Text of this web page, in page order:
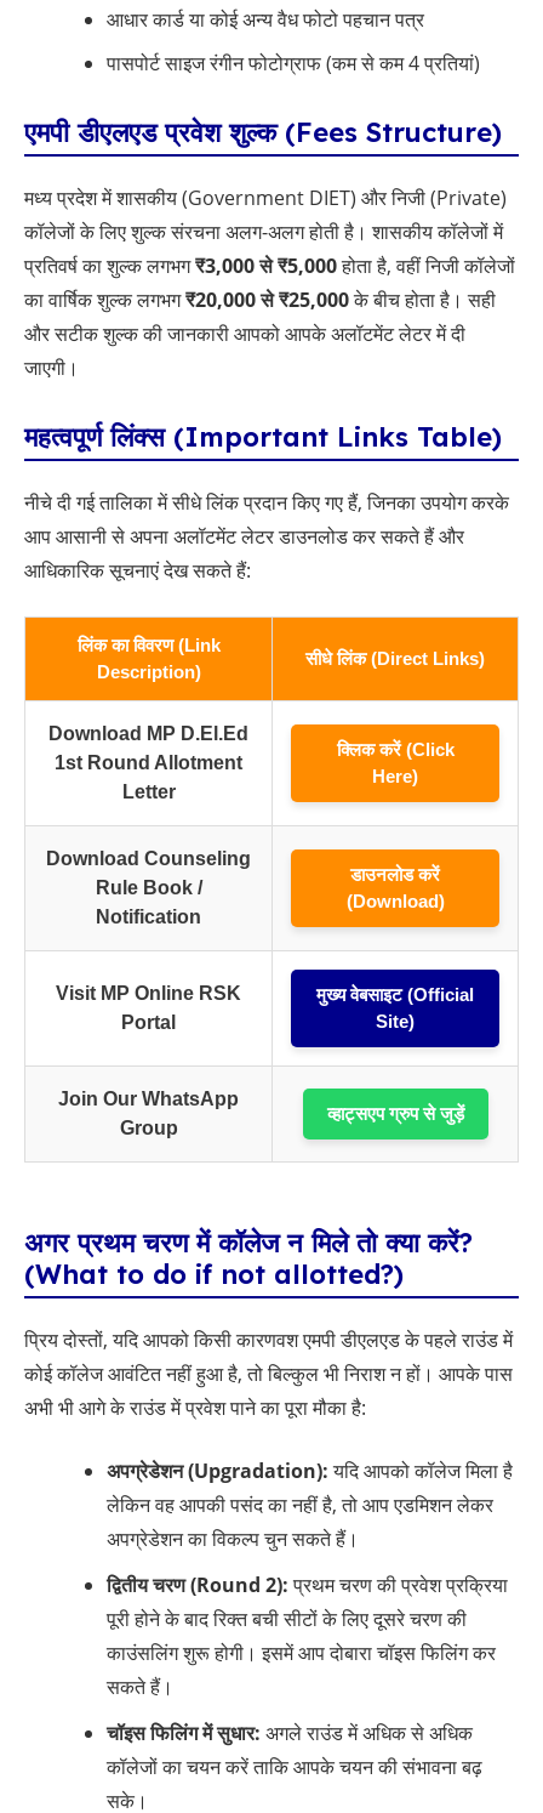
आधार कार्ड या कोई अन्य वैध फोटो पहचान पत्र
पासपोर्ट साइज रंगीन फोटोग्राफ (कम से कम 4 प्रतियां)
एमपी डीएलएड प्रवेश शुल्क (Fees Structure)
मध्य प्रदेश में शासकीय (Government DIET) और निजी (Private)
कॉलेजों के लिए शुल्क संरचना अलग-अलग होती है। शासकीय कॉलेजों में
प्रतिवर्ष का शुल्क लगभग₹3,000 से ₹5,000होता है, वहीं निजी कॉलेजों
का वार्षिक शुल्क लगभग₹20,000 से ₹25,000के बीच होता है। सही
और सटीक शुल्क की जानकारी आपको आपके अलॉटमेंट लेटर में दी
जाएगी।
महत्वपूर्ण लिंक्स (Important Links Table)
नीचे दी गई तालिका में सीधे लिंक प्रदान किए गए हैं, जिनका उपयोग करके
आप आसानी से अपना अलॉटमेंट लेटर डाउनलोड कर सकते हैं और
आधिकारिक सूचनाएं देख सकते हैं:
लिंक का विवरण (Link
Description)
सीधे लिंक (Direct Links)
Download MP D.El.Ed
1st Round Allotment
Letter
क्लिक करें (Click
Here)
Download Counseling
Rule Book /
Notification
डाउनलोड करें
(Download)
Visit MP Online RSK
Portal
मुख्य वेबसाइट (Official
Site)
Join Our WhatsApp
Group
व्हाट्सएप ग्रुप से जुड़ें
अगर प्रथम चरण में कॉलेज न मिले तो क्या करें?
(What to do if not allotted?)
प्रिय दोस्तों, यदि आपको किसी कारणवश एमपी डीएलएड के पहले राउंड में
कोई कॉलेज आवंटित नहीं हुआ है, तो बिल्कुल भी निराश न हों। आपके पास
अभी भी आगे के राउंड में प्रवेश पाने का पूरा मौका है:
अपग्रेडेशन (Upgradation):यदि आपको कॉलेज मिला है
लेकिन वह आपकी पसंद का नहीं है, तो आप एडमिशन लेकर
अपग्रेडेशन का विकल्प चुन सकते हैं।
द्वितीय चरण (Round 2):प्रथम चरण की प्रवेश प्रक्रिया
पूरी होने के बाद रिक्त बची सीटों के लिए दूसरे चरण की
काउंसलिंग शुरू होगी। इसमें आप दोबारा चॉइस फिलिंग कर
सकते हैं।
चॉइस फिलिंग में सुधार: अगले राउंड में अधिक से अधिक
कॉलेजों का चयन करें ताकि आपके चयन की संभावना बढ़
सके।